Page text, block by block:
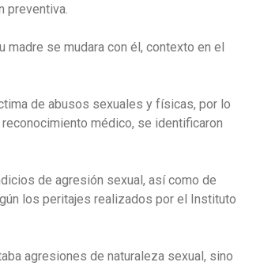
preventiva.
se mudara con él, contexto en el
de abusos sexuales y físicas, por lo
médico, se identificaron
de agresión sexual, así como de
los peritajes realizados por el Instituto
agresiones de naturaleza sexual, sino